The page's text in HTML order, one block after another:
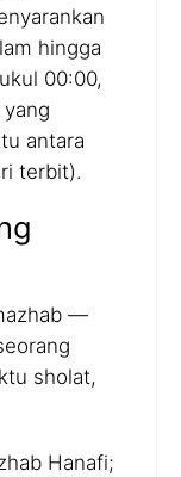
hingga
00:00,
antara
terbit).
—
sholat,
Hanafi;